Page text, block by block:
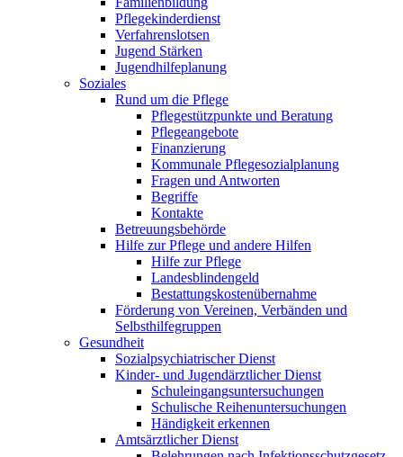
Pflegekinderdienst
Verfahrenslotsen
Jugend Stärken
Jugendhilfeplanung
Soziales
Rund um die Pflege
Pflegestützpunkte und Beratung
Pflegeangebote
Finanzierung
Kommunale Pflegesozialplanung
Fragen und Antworten
Begriffe
Kontakte
Betreuungsbehörde
Hilfe zur Pflege und andere Hilfen
Hilfe zur Pflege
Landesblindengeld
Bestattungskosten­übernahme
Förderung von Vereinen, Verbänden und
Selbsthilfegruppen
Gesundheit
Sozialpsychiatrischer Dienst
Kinder- und Jugendärztlicher Dienst
Schuleingangsuntersuchungen
Schulische Reihenuntersuchungen
Händigkeit erkennen
Amtsärztlicher Dienst